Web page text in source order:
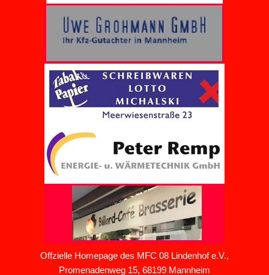
Offzielle Homepage des MFC 08 Lindenhof e.V.,
Promenadenweg 15, 68199 Mannheim